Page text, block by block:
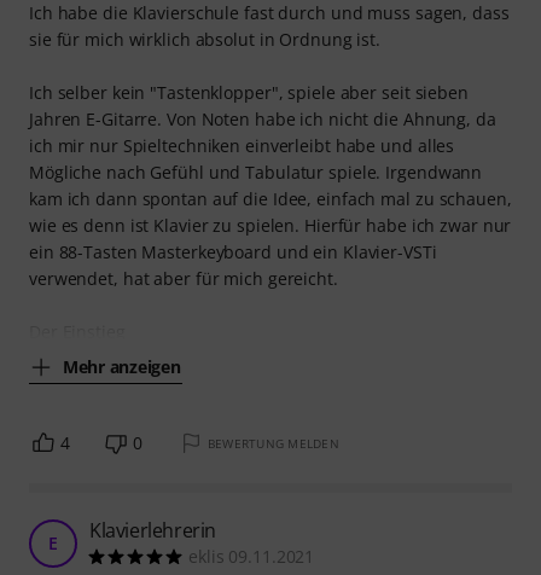
Ich habe die Klavierschule fast durch und muss sagen, dass
sie für mich wirklich absolut in Ordnung ist.
Ich selber kein "Tastenklopper", spiele aber seit sieben
Jahren E-Gitarre. Von Noten habe ich nicht die Ahnung, da
ich mir nur Spieltechniken einverleibt habe und alles
Mögliche nach Gefühl und Tabulatur spiele. Irgendwann
kam ich dann spontan auf die Idee, einfach mal zu schauen,
wie es denn ist Klavier zu spielen. Hierfür habe ich zwar nur
ein 88-Tasten Masterkeyboard und ein Klavier-VSTi
verwendet, hat aber für mich gereicht.
Mehr anzeigen
4 0 BEWERTUNG MELDEN
E Klavierlehrerin
eklis 09.11.2021